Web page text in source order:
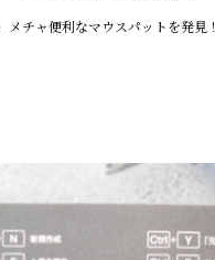
メチャ便利なマウスパットを発見！